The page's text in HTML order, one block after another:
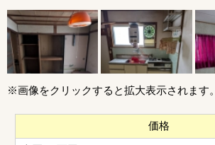
※画像をクリックすると拡大表示されます。
価格